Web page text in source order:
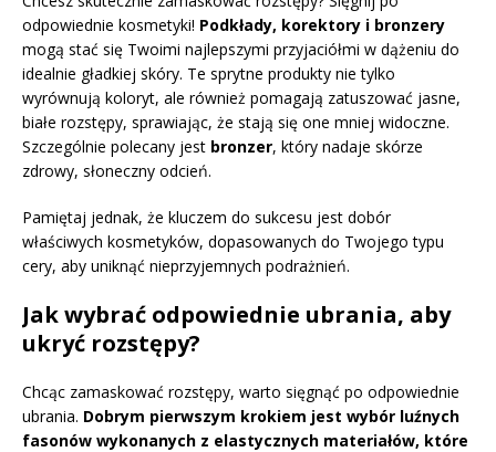
odpowiednie kosmetyki! Podkłady, korektory i bronzery
mogą stać się Twoimi najlepszymi przyjaciółmi w dążeniu do
idealnie gładkiej skóry. Te sprytne produkty nie tylko
wyrównują koloryt, ale również pomagają zatuszować jasne,
białe rozstępy, sprawiając, że stają się one mniej widoczne.
Szczególnie polecany jest bronzer, który nadaje skórze
zdrowy, słoneczny odcień.
Pamiętaj jednak, że kluczem do sukcesu jest dobór
właściwych kosmetyków, dopasowanych do Twojego typu
cery, aby uniknąć nieprzyjemnych podrażnień.
Jak wybrać odpowiednie ubrania, aby
ukryć rozstępy?
Chcąc zamaskować rozstępy, warto sięgnąć po odpowiednie
ubrania. Dobrym pierwszym krokiem jest wybór luźnych
fasonów wykonanych z elastycznych materiałów, które